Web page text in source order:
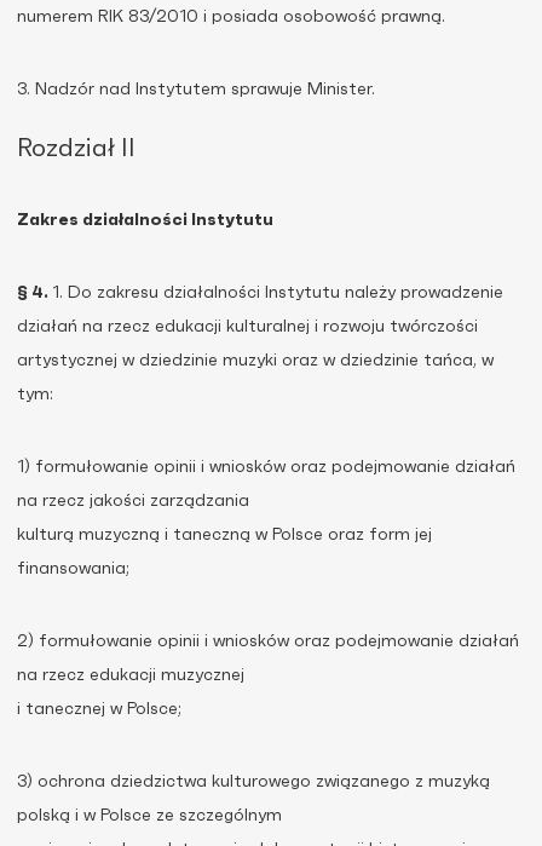
numerem RIK 83/2010 i posiada osobowość prawną.
3. Nadzór nad Instytutem sprawuje Minister.
Rozdział II
Zakres działalności Instytutu
§ 4. 1. Do zakresu działalności Instytutu należy prowadzenie
działań na rzecz edukacji kulturalnej i rozwoju twórczości
artystycznej w dziedzinie muzyki oraz w dziedzinie tańca, w
tym:
1) formułowanie opinii i wniosków oraz podejmowanie działań
na rzecz jakości zarządzania
kulturą muzyczną i taneczną w Polsce oraz form jej
finansowania;
2) formułowanie opinii i wniosków oraz podejmowanie działań
na rzecz edukacji muzycznej
i tanecznej w Polsce;
3) ochrona dziedzictwa kulturowego związanego z muzyką
polską i w Polsce ze szczególnym